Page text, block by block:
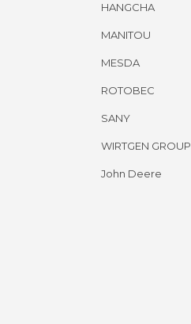
HANGCHA
MANITOU
MESDA
ROTOBEC
SANY
WIRTGEN GROUP
John Deere